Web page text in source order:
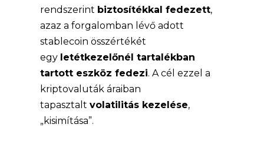
rendszerint biztosítékkal fedezett,
azaz a forgalomban lévő adott
stablecoin összértékét
egy letétkezelőnél tartalékban
tartott eszköz fedezi. A cél ezzel a
kriptovaluták áraiban
tapasztalt volatilitás kezelése,
„kisimítása”.